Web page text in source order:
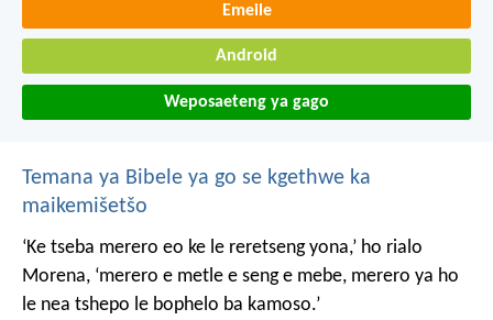
Emeile
Android
Weposaeteng ya gago
Temana ya Bibele ya go se kgethwe ka
maikemišetšo
‘Ke tseba merero eo ke le reretseng yona,’ ho rialo
Morena, ‘merero e metle e seng e mebe, merero ya ho
le nea tshepo le bophelo ba kamoso.’